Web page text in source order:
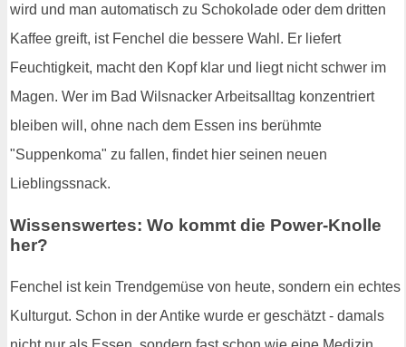
wird und man automatisch zu Schokolade oder dem dritten
Kaffee greift, ist Fenchel die bessere Wahl. Er liefert
Feuchtigkeit, macht den Kopf klar und liegt nicht schwer im
Magen. Wer im Bad Wilsnacker Arbeitsalltag konzentriert
bleiben will, ohne nach dem Essen ins berühmte
"Suppenkoma" zu fallen, findet hier seinen neuen
Lieblingssnack.
Wissenswertes: Wo kommt die Power-Knolle
her?
Fenchel ist kein Trendgemüse von heute, sondern ein echtes
Kulturgut. Schon in der Antike wurde er geschätzt - damals